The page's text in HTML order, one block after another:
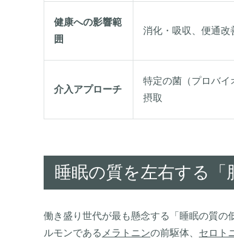
健康への影響範
囲
消化・吸収、便通改
介入アプローチ
特定の菌（プロバイ
摂取
睡眠の質を左右する「
働き盛り世代が最も懸念する「睡眠の質の
ルモンである メラトニンの前駆体、 セロト